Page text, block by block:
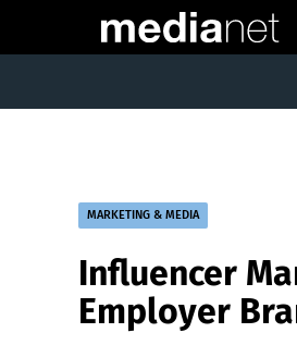
MARKETING & MEDIA
Influencer
Employer